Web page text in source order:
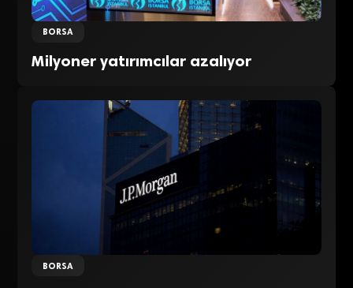
BORSA
Milyoner yatırımcılar azalıyor
BORSA